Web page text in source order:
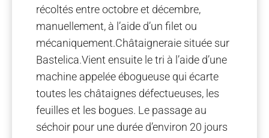
récoltés entre octobre et décembre,
manuellement, à l’aide d’un filet ou
mécaniquement.Châtaigneraie située sur
Bastelica.Vient ensuite le tri à l’aide d’une
machine appelée ébogueuse qui écarte
toutes les châtaignes défectueuses, les
feuilles et les bogues. Le passage au
séchoir pour une durée d’environ 20 jours